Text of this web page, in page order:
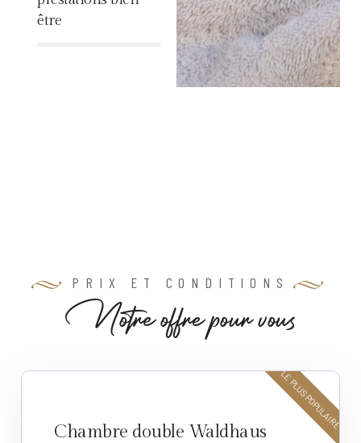
être
PRIX ET CONDITIONS
Notreoffrepourvous
Chambre double Waldhaus
LE PLUS POPULAIRE